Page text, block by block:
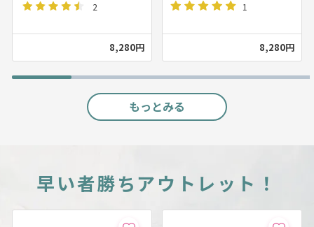
2
8,280円
1
8,280円
もっとみる
早い者勝ちアウトレット！